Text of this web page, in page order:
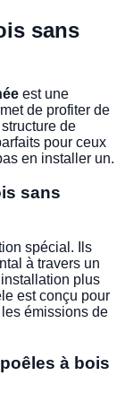
sans
est une
de profiter de
de
pour ceux
en installer un.
sans
spécial. Ils
à travers un
plus
est conçu pour
émissions de
à bois